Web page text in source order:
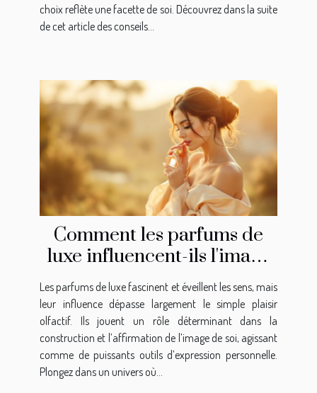
choix reflète une facette de soi. Découvrez dans la suite
de cet article des conseils...
Comment les parfums de
luxe influencent-ils l'image
de soi ?
Les parfums de luxe fascinent et éveillent les sens, mais
leur influence dépasse largement le simple plaisir
olfactif. Ils jouent un rôle déterminant dans la
construction et l’affirmation de l’image de soi, agissant
comme de puissants outils d’expression personnelle.
Plongez dans un univers où...